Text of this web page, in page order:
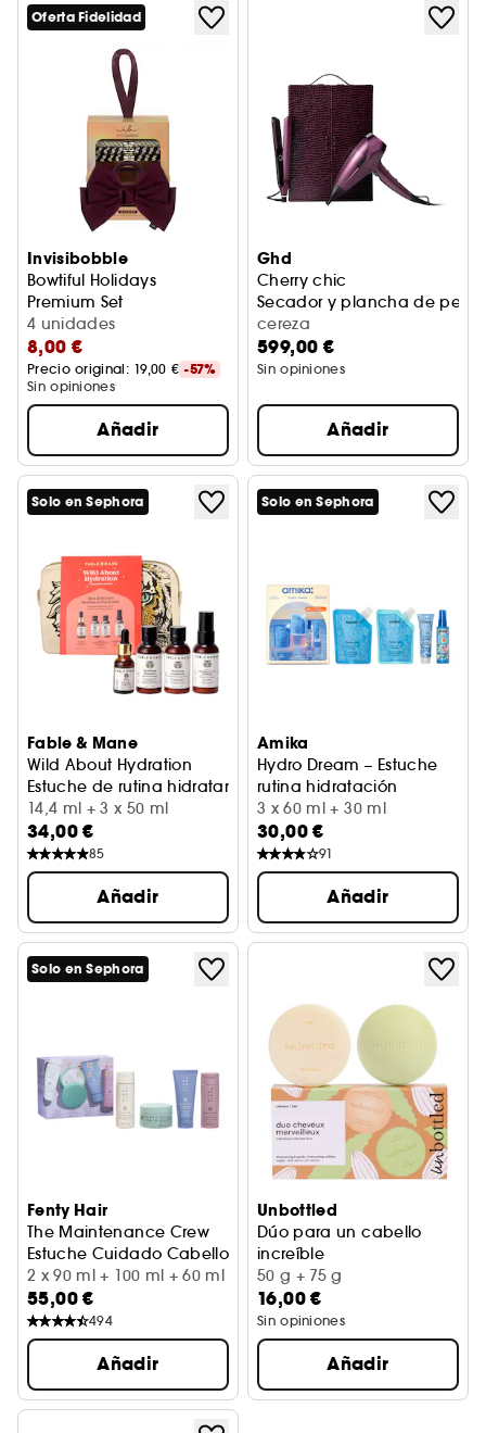
Oferta Fidelidad
Invisibobble
Bowtiful Holidays
Premium Set
Estuche de accesorios para el cabello
4 unidades
8,00 €
Precio original: 19,00 € -57%
Sin opiniones
Añadir
Ghd
Cherry chic
Secador y plancha de pelo
cereza
599,00 €
Sin opiniones
Añadir
Solo en Sephora
Fable & Mane
Wild About Hydration
Estuche de rutina hidratante, cabello de medio a grueso
14,4 ml + 3 x 50 ml
34,00 €
85
Añadir
Solo en Sephora
Amika
Hydro Dream – Estuche
rutina hidratación
3 x 60 ml + 30 ml
30,00 €
91
Añadir
Solo en Sephora
Fenty Hair
The Maintenance Crew
Estuche Cuidado Cabello
2 x 90 ml + 100 ml + 60 ml
55,00 €
494
Añadir
Unbottled
Dúo para un cabello
increíble
Champú y acondicionador
50 g + 75 g
16,00 €
Sin opiniones
Añadir